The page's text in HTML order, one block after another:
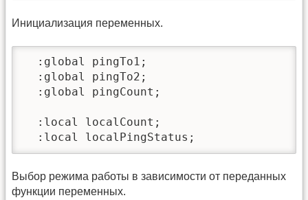
Инициализация переменных.
  :global pingTo1;
  :global pingTo2;
  :global pingCount;
  :local localCount;
  :local localPingStatus;
Выбор режима работы в зависимости от переданных
функции переменных.